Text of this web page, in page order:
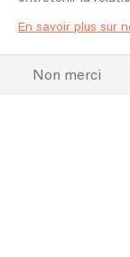
En savoir plus sur
Non merci